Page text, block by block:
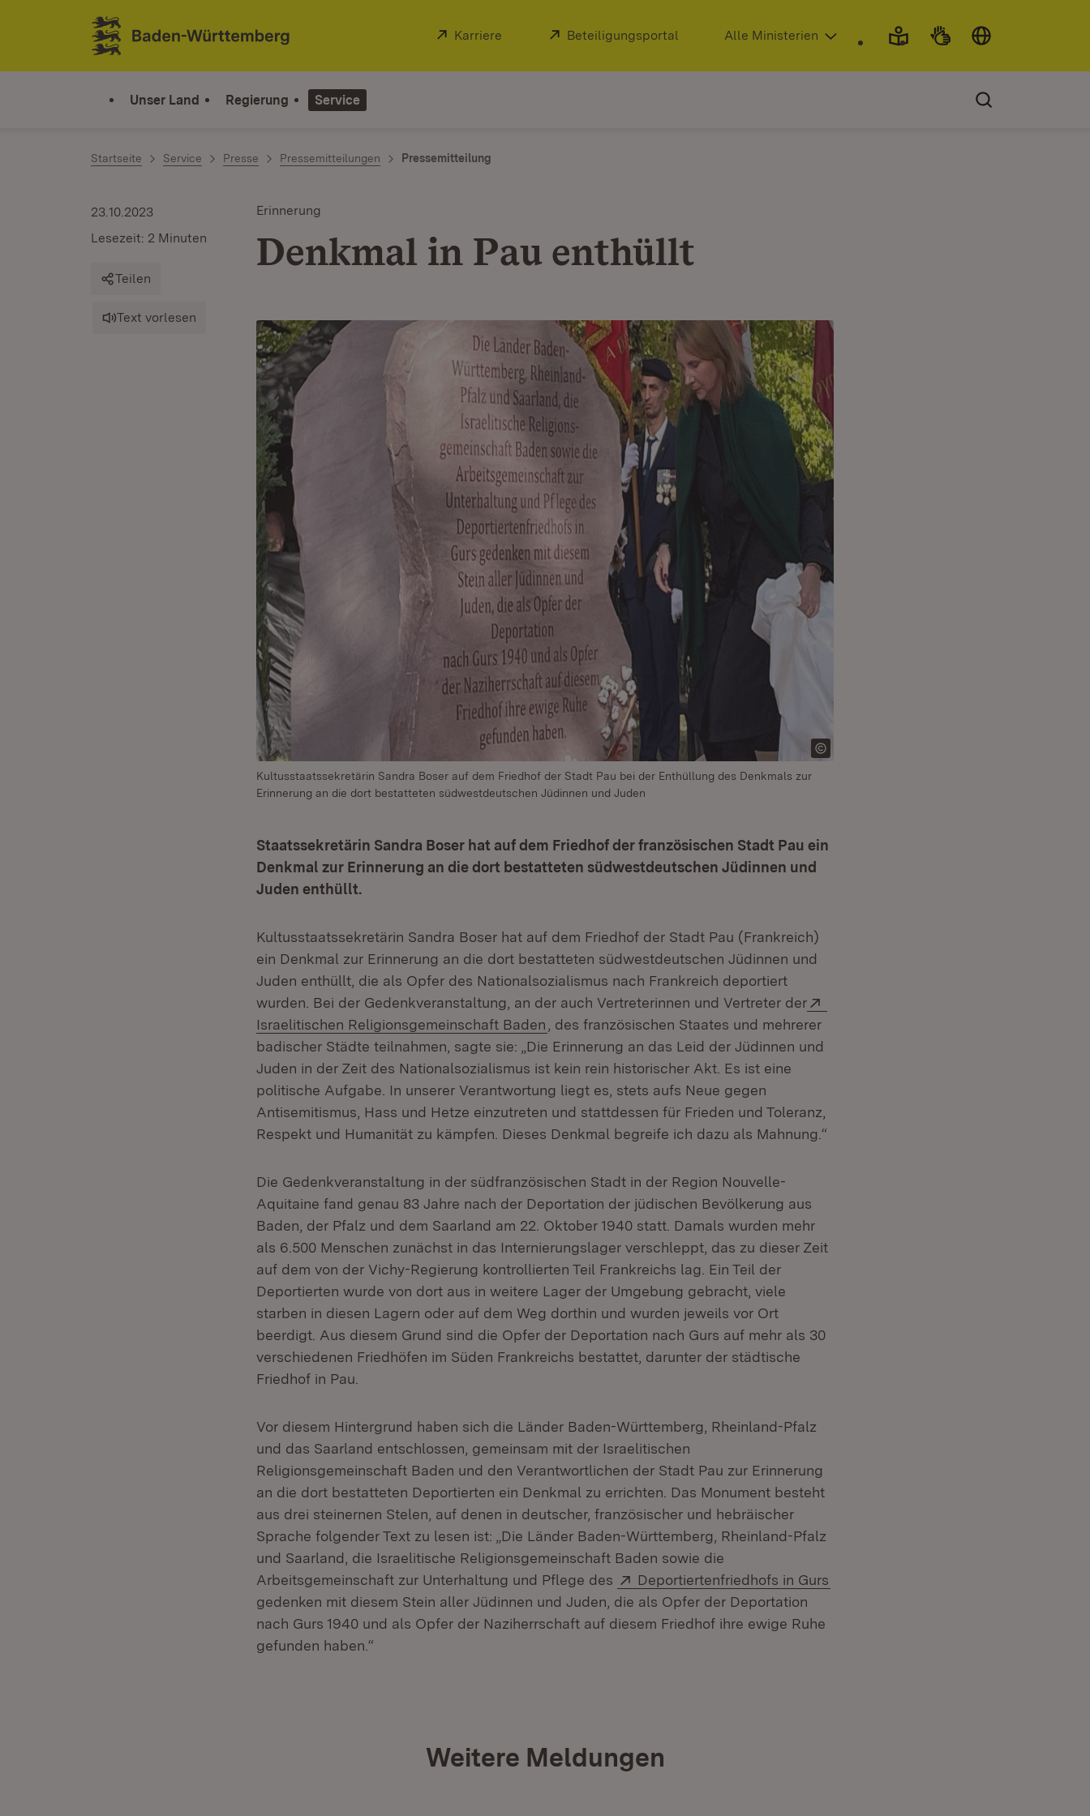
Zum Inhalt springen
Link zur Startseite
Extern:
Karriere (Öffnet in neuem Fenster)
Extern:
Beteiligungsportal (Öffnet in neuem Fenster)
Alle Ministerien
Unser Land Regierung Service
Startseite Service Presse Pressemitteilungen Pressemitteilung
Erinnerung
Denkmal in Pau enthüllt
23.10.2023
Lesezeit: 2 Minuten
Teilen
Text vorlesen
Kultusstaatssekretärin Sandra Boser auf dem Friedhof der Stadt Pau bei der Enthüllung des Denkmals zur
Erinnerung an die dort bestatteten südwestdeutschen Jüdinnen und Juden
Staatssekretärin Sandra Boser hat auf dem Friedhof der französischen Stadt Pau ein
Denkmal zur Erinnerung an die dort bestatteten südwestdeutschen Jüdinnen und
Juden enthüllt.
Kultusstaatssekretärin Sandra Boser hat auf dem Friedhof der Stadt Pau (Frankreich)
ein Denkmal zur Erinnerung an die dort bestatteten südwestdeutschen Jüdinnen und
Juden enthüllt, die als Opfer des Nationalsozialismus nach Frankreich deportiert
wurden. Bei der Gedenkveranstaltung, an der auch Vertreterinnen und Vertreter der
Israelitischen Religionsgemeinschaft Baden (Öffnet in neuem Fenster)
, des französischen Staates und mehrerer
badischer Städte teilnahmen, sagte sie: „Die Erinnerung an das Leid der Jüdinnen und
Juden in der Zeit des Nationalsozialismus ist kein rein historischer Akt. Es ist eine
politische Aufgabe. In unserer Verantwortung liegt es, stets aufs Neue gegen
Antisemitismus, Hass und Hetze einzutreten und stattdessen für Frieden und Toleranz,
Respekt und Humanität zu kämpfen. Dieses Denkmal begreife ich dazu als Mahnung.“
Die Gedenkveranstaltung in der südfranzösischen Stadt in der Region Nouvelle-
Aquitaine fand genau 83 Jahre nach der Deportation der jüdischen Bevölkerung aus
Baden, der Pfalz und dem Saarland am 22. Oktober 1940 statt. Damals wurden mehr
als 6.500 Menschen zunächst in das Internierungslager verschleppt, das zu dieser Zeit
auf dem von der Vichy-Regierung kontrollierten Teil Frankreichs lag. Ein Teil der
Deportierten wurde von dort aus in weitere Lager der Umgebung gebracht, viele
starben in diesen Lagern oder auf dem Weg dorthin und wurden jeweils vor Ort
beerdigt. Aus diesem Grund sind die Opfer der Deportation nach Gurs auf mehr als 30
verschiedenen Friedhöfen im Süden Frankreichs bestattet, darunter der städtische
Friedhof in Pau.
Vor diesem Hintergrund haben sich die Länder Baden-Württemberg, Rheinland-Pfalz
und das Saarland entschlossen, gemeinsam mit der Israelitischen
Religionsgemeinschaft Baden und den Verantwortlichen der Stadt Pau zur Erinnerung
an die dort bestatteten Deportierten ein Denkmal zu errichten. Das Monument besteht
aus drei steinernen Stelen, auf denen in deutscher, französischer und hebräischer
Sprache folgender Text zu lesen ist: „Die Länder Baden-Württemberg, Rheinland-Pfalz
und Saarland, die Israelitische Religionsgemeinschaft Baden sowie die
Arbeitsgemeinschaft zur Unterhaltung und Pflege des
Extern:
Deportiertenfriedhofs in Gurs
gedenken mit diesem Stein aller Jüdinnen und Juden, die als Opfer der Deportation
nach Gurs 1940 und als Opfer der Naziherrschaft auf diesem Friedhof ihre ewige Ruhe
gefunden haben.“
Weitere Meldungen